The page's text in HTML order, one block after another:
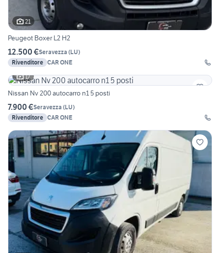
21
Peugeot Boxer L2 H2
12.500 €Seravezza (LU)
Rivenditore CAR ONE
17
Nissan Nv 200 autocarro n1 5 posti
7.900 €Seravezza (LU)
Rivenditore CAR ONE